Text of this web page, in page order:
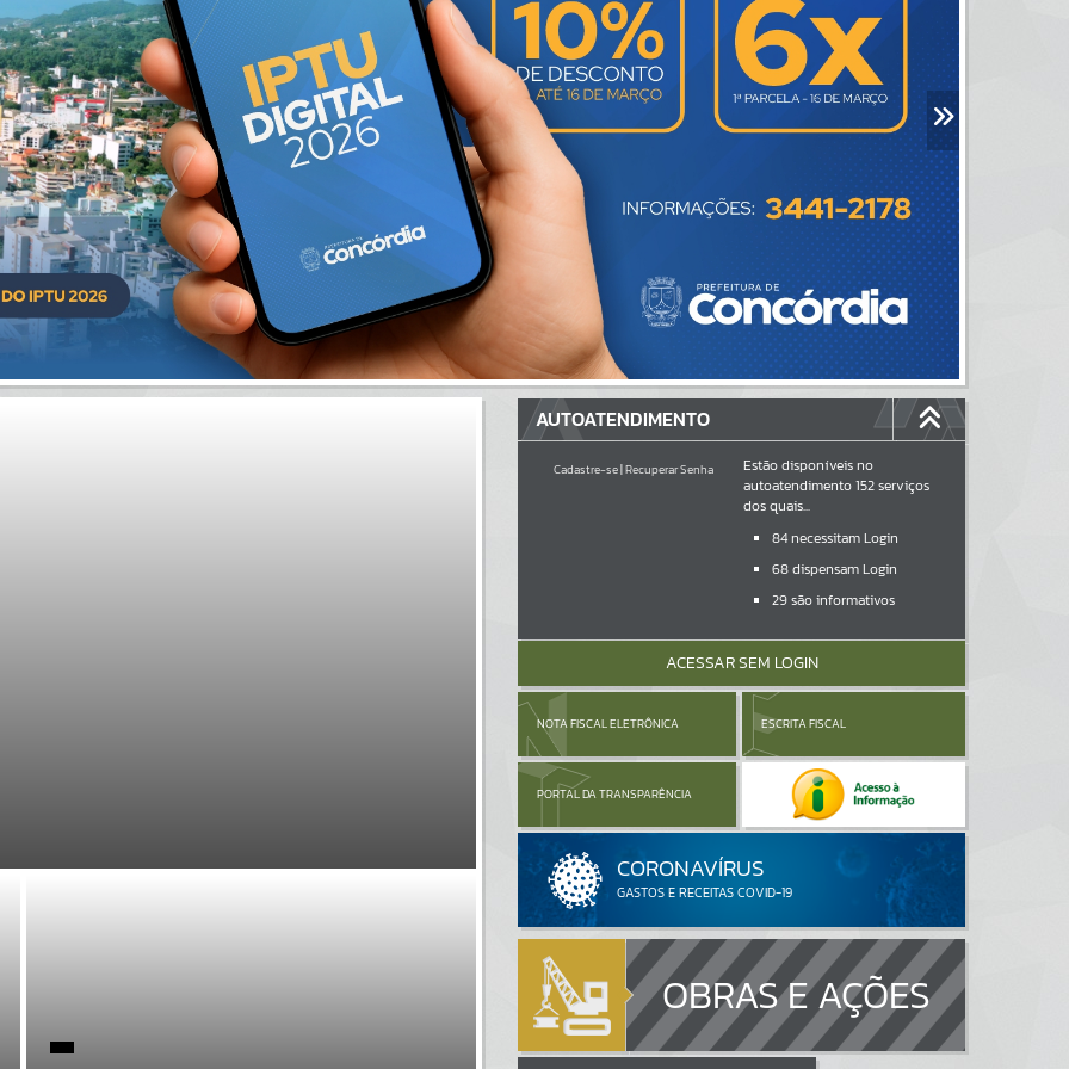
AUTOATENDIMENTO
Cadastre-se|Recuperar Senha
Estão disponíveis no
autoatendimento152serviços
dos quais...
84necessitam Login
68dispensam Login
29são informativos
ACESSAR SEM LOGIN
NOTA FISCAL ELETRÔNICA ESCRITA FISCAL
PORTAL DA TRANSPARÊNCIA
OBRAS E AÇÕES